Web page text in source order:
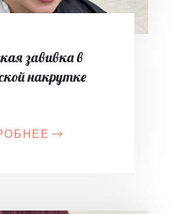
завивка в
накрутке